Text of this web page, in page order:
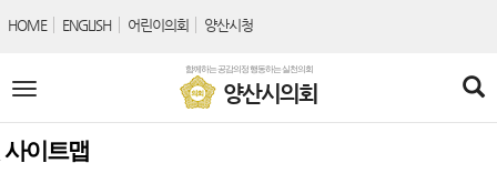
함께하는 공감의정 행동하는 실천의회
양산시의회
HOME ENGLISH 어린이의회 양산시청
전
메
뉴
사이트맵